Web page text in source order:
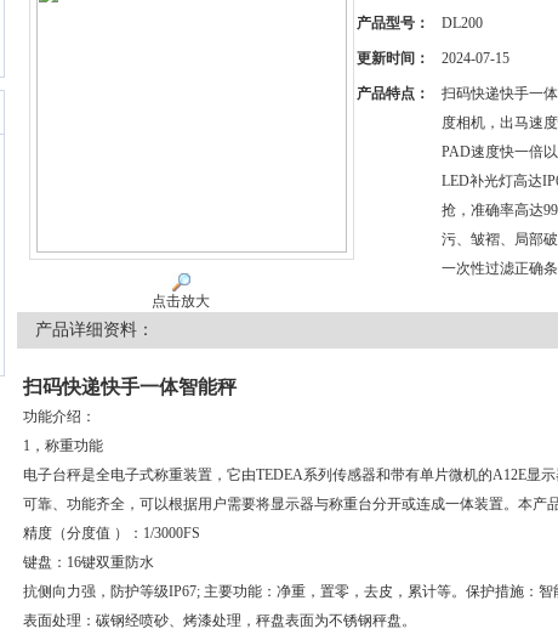
点击放大
产品型号： DL200
更新时间： 2024-07-15
产品特点：
扫码快递快手一
度相机，出马速
PAD速度快一倍
LED补光灯高达
抢，准确率高达
污、皱褶、局部
一次性过滤正确条
产品详细资料：
扫码快递快手一体智能秤
功能介绍：
1，称重功能
电子台秤是全电子式称重装置，它由TEDEA系列传感器和带有单片微机的A12E显
可靠、功能齐全，可以根据用户需要将显示器与称重台分开或连成一体装置。本产
精度（分度值 ）：1/3000FS
键盘：16键双重防水
抗侧向力强，防护等级IP67; 主要功能：净重，置零，去皮，累计等。保护措施：智
表面处理：碳钢经喷砂、烤漆处理，秤盘表面为不锈钢秤盘。